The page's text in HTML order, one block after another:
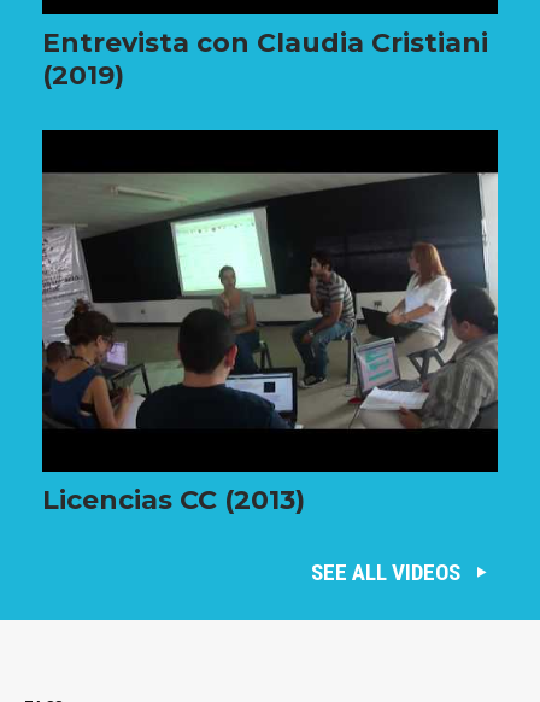
Entrevista con Claudia Cristiani
(2019)
Licencias CC (2013)
SEE ALL VIDEOS